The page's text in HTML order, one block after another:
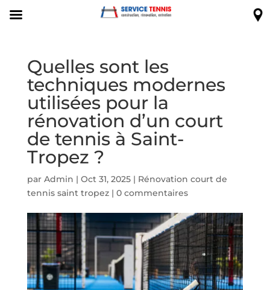
Quelles sont les
techniques modernes
utilisées pour la
rénovation d’un court
de tennis à Saint-
Tropez ?
par Admin | Oct 31, 2025| Rénovation court de
tennis saint tropez| 0 commentaires